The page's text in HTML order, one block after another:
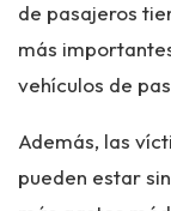
de pasajeros
más
vehículos de
Además, las
pueden estar